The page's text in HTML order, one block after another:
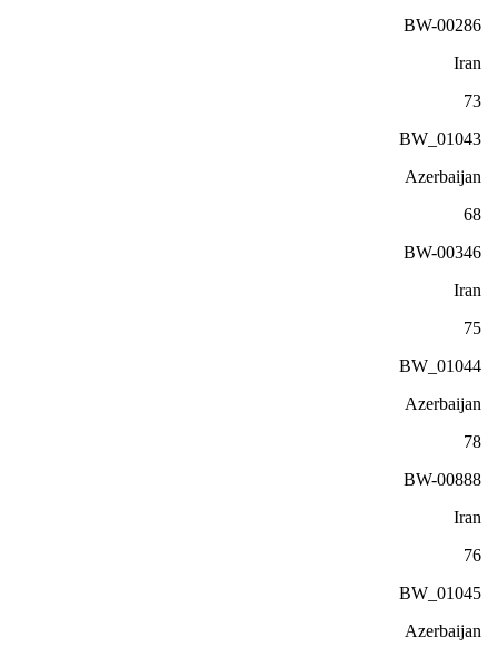
BW-00286
Iran
73
BW_01043
Azerbaijan
68
BW-00346
Iran
75
BW_01044
Azerbaijan
78
BW-00888
Iran
76
BW_01045
Azerbaijan